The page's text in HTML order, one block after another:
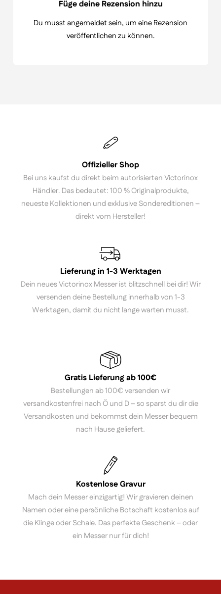
Füge deine Rezension hinzu
Du musstangemeldetsein, um eine Rezension
veröffentlichen zu können.
Offizieller Shop
Bei uns kaufst du direkt beim autorisierten Victorinox
Händler. Das bedeutet: 100 % Originalprodukte,
neueste Kollektionen und exklusive Sondereditionen –
direkt vom Hersteller!
Lieferung in 1-3 Werktagen
Dein neues Victorinox Messer ist blitzschnell bei dir! Wir
versenden deine Bestellung innerhalb von 1-3
Werktagen, damit du nicht lange warten musst.
Gratis Lieferung ab 100€
Bestellungen ab 100€ versenden wir
versandkostenfrei nach Ö und D – so sparst du dir die
Versandkosten und bekommst dein Messer bequem
nach Hause geliefert.
Kostenlose Gravur
Mach dein Messer einzigartig! Wir gravieren deinen
Namen oder eine persönliche Botschaft kostenlos auf
die Klinge oder Schale. Das perfekte Geschenk – oder
ein Messer nur für dich!